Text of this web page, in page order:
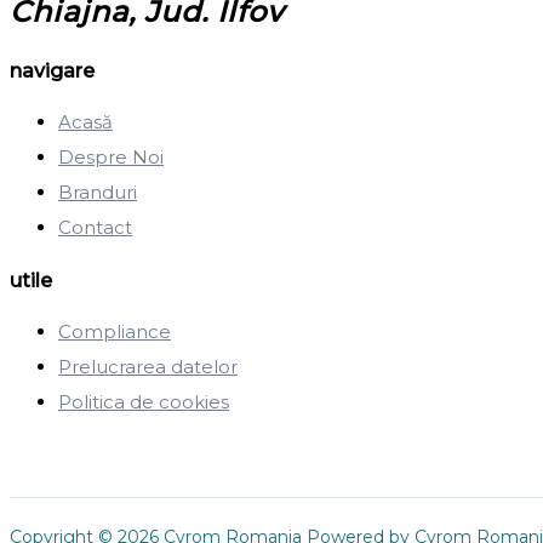
Chiajna, Jud. Ilfov
navigare
Acasă
Despre Noi
Branduri
Contact
utile
Compliance
Prelucrarea datelor
Politica de cookies
Copyright © 2026 Cyrom Romania Powered by Cyrom